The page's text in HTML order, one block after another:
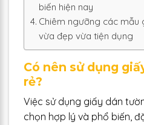
biến hiện nay
Chiêm ngưỡng các
vừa đẹp vừa tiện dụng
Có nên sử dụng
rẻ?
Việc sử dụng giấy dán
chọn hợp lý và phổ biến,